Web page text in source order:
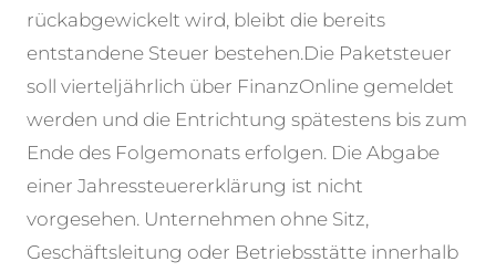
rückabgewickelt wird, bleibt die bereits
entstandene Steuer bestehen.Die Paketsteuer
soll vierteljährlich über FinanzOnline gemeldet
werden und die Entrichtung spätestens bis zum
Ende des Folgemonats erfolgen. Die Abgabe
einer Jahressteuererklärung ist nicht
vorgesehen. Unternehmen ohne Sitz,
Geschäftsleitung oder Betriebsstätte innerhalb